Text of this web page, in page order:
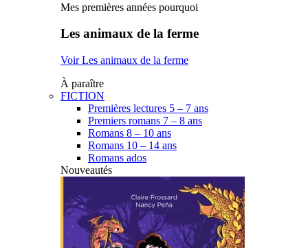
Mes premières années pourquoi
Les animaux de la ferme
Voir Les animaux de la ferme
À paraître
FICTION
Premières lectures 5 – 7 ans
Premiers romans 7 – 8 ans
Romans 8 – 10 ans
Romans 10 – 14 ans
Romans ados
Nouveautés